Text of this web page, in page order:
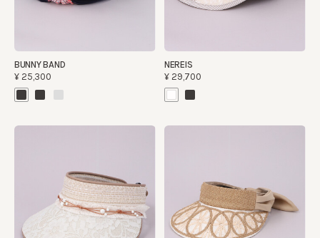
BUNNY BAND
¥25,300
NEREIS
¥29,700